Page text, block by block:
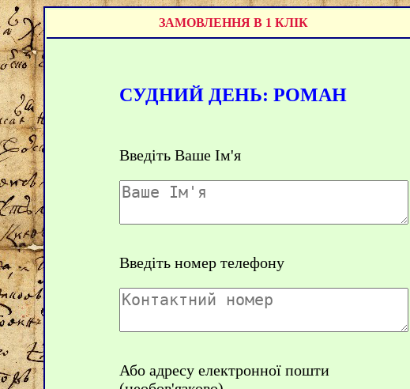
ЗАМОВЛЕННЯ В 1 КЛІК
СУДНИЙ ДЕНЬ: РОМАН
Введіть Ваше Ім'я
Введіть номер телефону
Або адресу електронної пошти